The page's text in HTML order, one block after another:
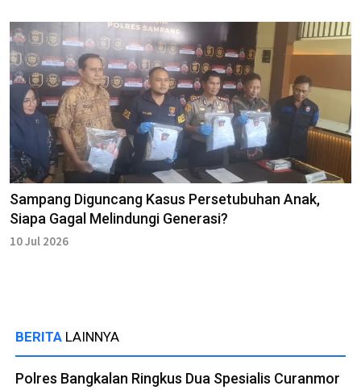
Sampang Diguncang Kasus Persetubuhan Anak,
Siapa Gagal Melindungi Generasi?
10 Jul 2026
BERITA LAINNYA
Polres Bangkalan Ringkus Dua Spesialis Curanmor